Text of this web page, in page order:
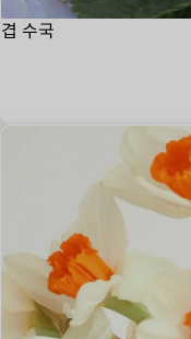
겹 수국